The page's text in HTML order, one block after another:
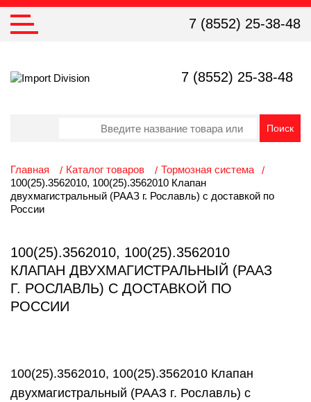
7 (8552) 25-38-48
7 (8552) 25-38-48
Главная Каталог товаров
Тормозная система
100(25).3562010, 100(25).3562010 Клапан
двухмагистральный (РААЗ г. Рославль) с доставкой по
России
100(25).3562010, 100(25).3562010
КЛАПАН ДВУХМАГИСТРАЛЬНЫЙ (РААЗ
Г. РОСЛАВЛЬ) С ДОСТАВКОЙ ПО
РОССИИ
100(25).3562010, 100(25).3562010 Клапан
двухмагистральный (РААЗ г. Рославль) с